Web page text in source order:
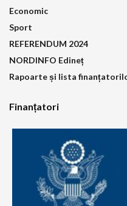
Economic
Sport
REFERENDUM 2024
NORDINFO Edineț
Rapoarte și lista
Finanțatori